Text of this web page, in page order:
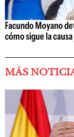
Facundo Moyano
cómo sigue la
MÁS